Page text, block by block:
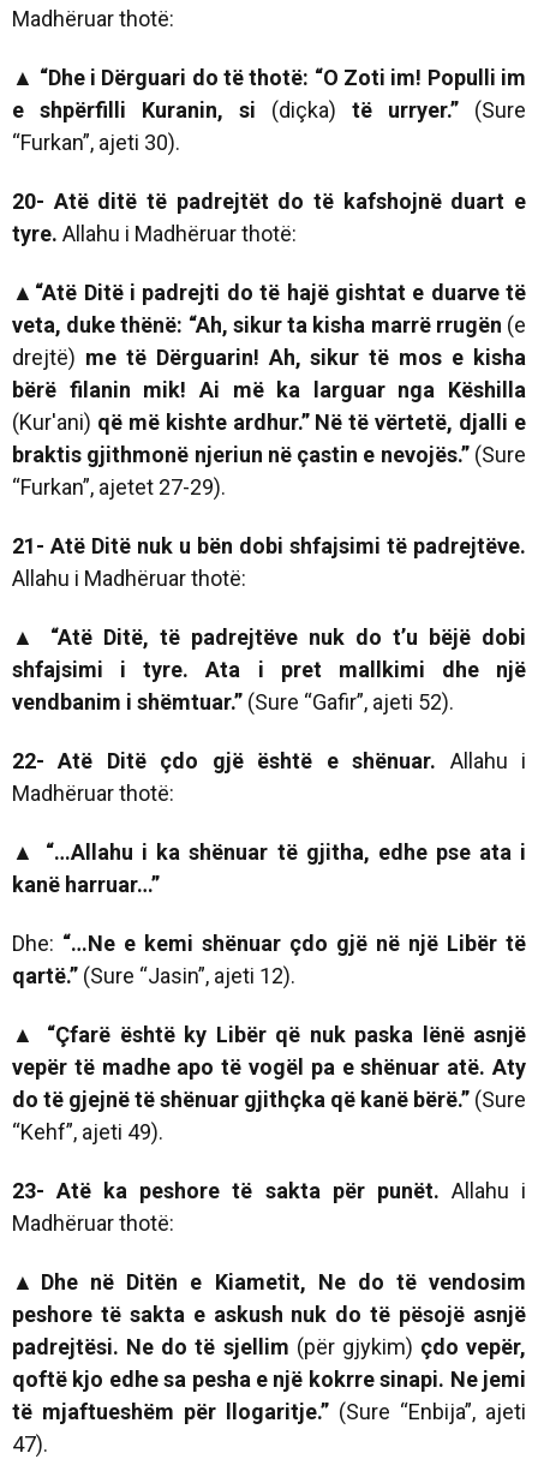
Madhëruar thotë:
▲ “Dhe i Dërguari do të thotë: “O Zoti im! Populli im
e shpërfilli Kuranin, si (diçka) të urryer.” (Sure
“Furkan”, ajeti 30).
20- Atë ditë të padrejtët do të kafshojnë duart e
tyre. Allahu i Madhëruar thotë:
▲ “Atë Ditë i padrejti do të hajë gishtat e duarve të
veta, duke thënë: “Ah, sikur ta kisha marrë rrugën (e
drejtë) me të Dërguarin! Ah, sikur të mos e kisha
bërë filanin mik! Ai më ka larguar nga Këshilla
(Kur'ani) që më kishte ardhur.” Në të vërtetë, djalli e
braktis gjithmonë njeriun në çastin e nevojës.” (Sure
“Furkan”, ajetet 27-29).
21- Atë Ditë nuk u bën dobi shfajsimi të padrejtëve.
Allahu i Madhëruar thotë:
▲ “Atë Ditë, të padrejtëve nuk do t’u bëjë dobi
shfajsimi i tyre. Ata i pret mallkimi dhe një
vendbanim i shëmtuar.” (Sure “Gafir”, ajeti 52).
22- Atë Ditë çdo gjë është e shënuar. Allahu i
Madhëruar thotë:
▲ “…Allahu i ka shënuar të gjitha, edhe pse ata i
kanë harruar…”
Dhe: “…Ne e kemi shënuar çdo gjë në një Libër të
qartë.” (Sure “Jasin”, ajeti 12).
▲
“Çfarë është ky Libër që nuk paska lënë asnjë
vepër të madhe apo të vogël pa e shënuar atë. Aty
do të gjejnë të shënuar gjithçka që kanë bërë.” (Sure
“Kehf”, ajeti 49).
23- Atë ka peshore të sakta për punët. Allahu i
Madhëruar thotë:
▲Dhe në Ditën e Kiametit, Ne do të vendosim
peshore të sakta e askush nuk do të pësojë asnjë
padrejtësi. Ne do të sjellim (për gjykim) çdo vepër,
qoftë kjo edhe sa pesha e një kokrre sinapi. Ne jemi
të mjaftueshëm për llogaritje.” (Sure “Enbija”, ajeti
47).